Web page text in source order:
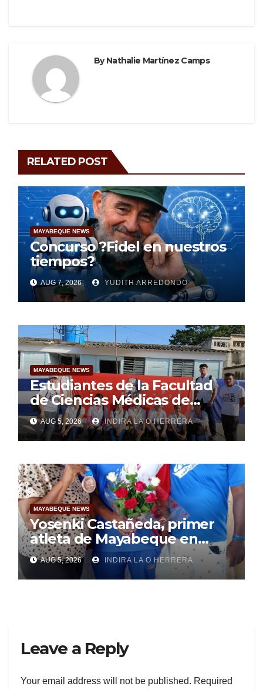
ByNathalie Martínez Camps
RELATED POST
MAYABEQUE NEWS
Concurso ?Fidel en nuestros
tiempos?
AUG 7, 2026 YUDITH ARREDONDO
MAYABEQUE NEWS
Estudiantes de la Facultad
de Ciencias Médicas de
Mayabeque realizan
pesquisa
AUG 5, 2026 INDIRA LA O HERRERA
MAYABEQUE NEWS
Yosenki Castañeda, primer
atleta de Mayabeque en
subir al podio
centroamericano
AUG 5, 2026 INDIRA LA O HERRERA
Leave a Reply
Your email address will not be published. Required